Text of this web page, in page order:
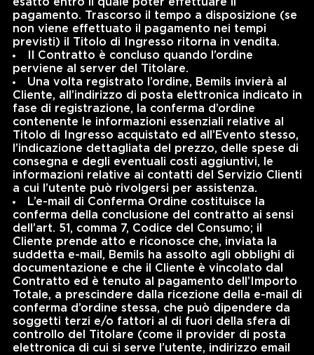
esatto entro il quale poter effettuare il
pagamento. Trascorso il tempo a disposizione (se
non viene effettuato il pagamento nei tempi
previsti) il Titolo di Ingresso ritorna in vendita.
Il Contratto è concluso quando l’ordine
perviene al server del Titolare.
Una volta registrato l’ordine, Bemils invierà al
Cliente, all’indirizzo di posta elettronica indicato in
fase di registrazione, la conferma d’ordine
contenente le informazioni essenziali relative al
Titolo di Ingresso acquistato ed all’Evento stesso,
l’indicazione dettagliata del prezzo, delle spese di
consegna e degli eventuali costi aggiuntivi, le
informazioni relative ai contatti del Servizio Clienti
a cui l’utente può rivolgersi per assistenza.
L’e-mail di Conferma Ordine costituisce la
conferma della conclusione del contratto ai sensi
dell’art. 51, comma 7, Codice del Consumo; il
Cliente prende atto e riconosce che, inviata la
suddetta e-mail, Bemils ha assolto agli obblighi di
documentazione e che il Cliente è vincolato dal
Contratto ed è tenuto al pagamento dell’Importo
Totale, a prescindere dalla ricezione della e-mail di
conferma d’ordine stessa, che può dipendere da
soggetti terzi e/o fattori al di fuori della sfera di
controllo del Titolare (come il provider di posta
elettronica di cui si serve l’utente, indirizzo email